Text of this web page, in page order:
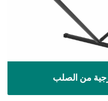
من الصلب